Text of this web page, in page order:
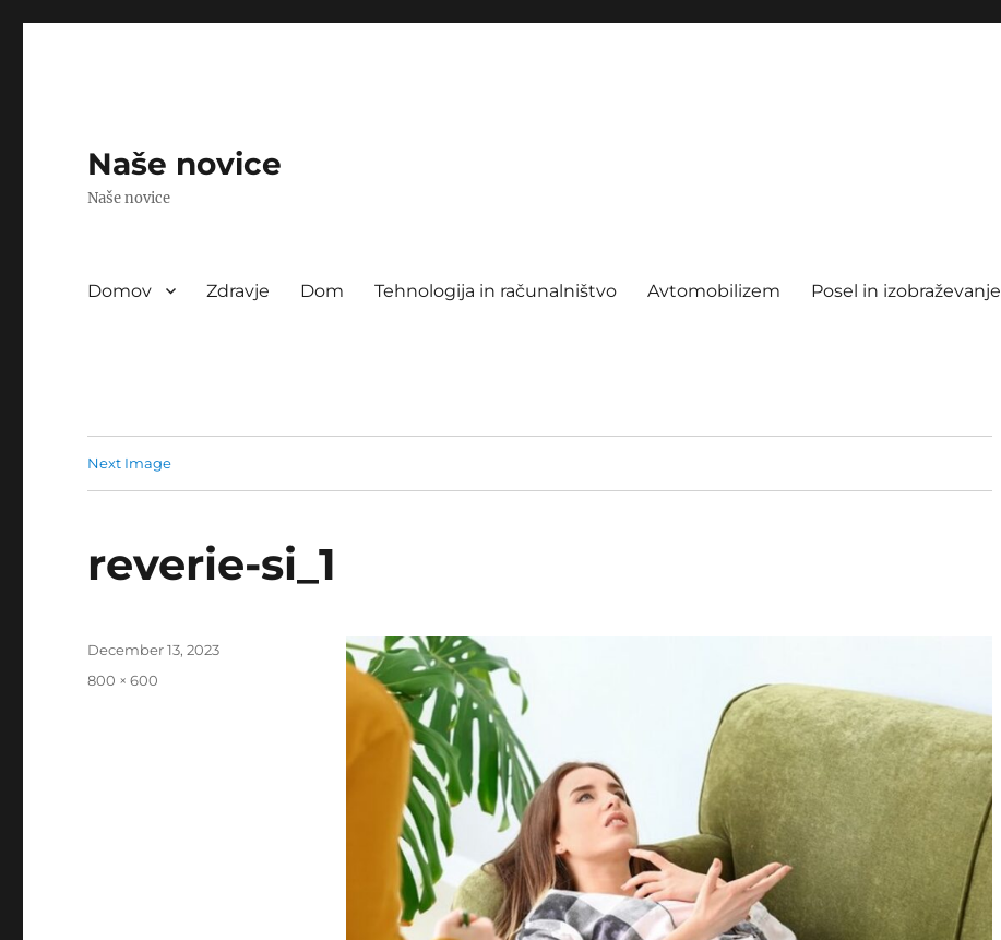
Naše novice
Naše novice
Domov Zdravje Dom Tehnologija in računalništvo Avtomobilizem Posel in izobraževanje
Next Image
reverie-si_1
Posted
December 13, 2023
Full
800 × 600